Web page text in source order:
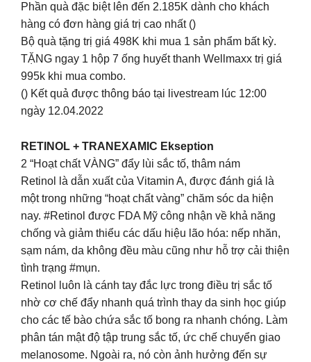
Phần quà đặc biệt lên đến 2.185K dành cho khách
hàng có đơn hàng giá trị cao nhất ()
Bộ quà tặng trị giá 498K khi mua 1 sản phẩm bất kỳ.
TẶNG ngay 1 hộp 7 ống huyết thanh Wellmaxx trị giá
995k khi mua combo.
() Kết quả được thông báo tại livestream lúc 12:00
ngày 12.04.2022
RETINOL + TRANEXAMIC Ekseption
2 “Hoạt chất VÀNG” đẩy lùi sắc tố, thâm nám
Retinol là dẫn xuất của Vitamin A, được đánh giá là
một trong những “hoạt chất vàng” chăm sóc da hiện
nay. #Retinol được FDA Mỹ công nhận về khả năng
chống và giảm thiểu các dấu hiệu lão hóa: nếp nhăn,
sạm nám, da không đều màu cũng như hỗ trợ cải thiện
tình trạng #mụn.
Retinol luôn là cánh tay đắc lực trong điều trị sắc tố
nhờ cơ chế đẩy nhanh quá trình thay da sinh học giúp
cho các tế bào chứa sắc tố bong ra nhanh chóng. Làm
phân tán mật độ tập trung sắc tố, ức chế chuyển giao
melanosome. Ngoài ra, nó còn ảnh hưởng đến sự